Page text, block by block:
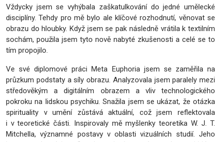
Vždycky jsem se vyhýbala zaškatulkování do jedné umělecké
disciplíny. Tehdy pro mě bylo ale klíčové rozhodnutí, věnovat se
obrazu do hloubky. Když jsem se pak následně vrátila k textilním
sochám, použila jsem tyto nově nabyté zkušenosti a celé se to
tím propojilo.
Ve své diplomové práci Meta Euphoria jsem se zaměřila na
průzkum podstaty a síly obrazu. Analyzovala jsem paralely mezi
středověkým a digitálním obrazem a vliv technologického
pokroku na lidskou psychiku. Snažila jsem se ukázat, že otázka
spirituality v umění zůstává aktuální, což jsem reflektovala
i v teoretické části. Inspirovaly mě myšlenky teoretika W. J. T.
Mitchella, významné postavy v oblasti vizuálních studií. Jeho